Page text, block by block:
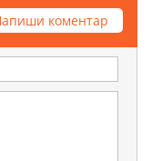
коментар